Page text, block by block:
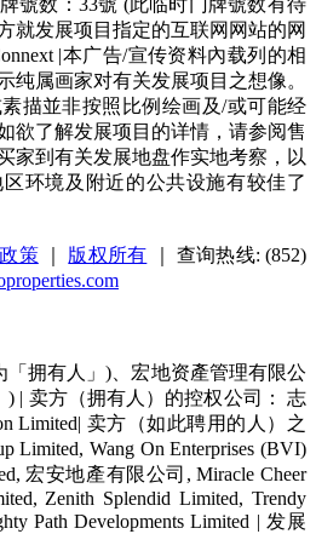
就发展项目指定的互联网网站的网
|本广告/宣传资料內载列的相
纯属画家对有关发展项目之想像。
描並非按照比例绘画及/或可能经
欲了解发展项目的详情，请参阅售
家到有关发展地盘作实地考察，以
环境及附近的公共设施有较佳了
策｜ 版权所有 ｜ 查询热线: (852)
「拥有人」)、宏地资產管理有限公
| 卖方（拥有人）的控权公司： 志
Limited| 卖方（如此聘用的人）之
Limited, Wang On Enterprises (BVI)
宏安地產有限公司, Miracle Cheer
Zenith Splendid Limited, Trendy
Path Developments Limited | 发展